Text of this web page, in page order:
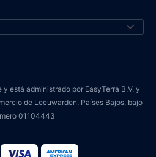
está administrado por EasyTerra B.V. y
de Leeuwarden, Países Bajos, bajo
01104443